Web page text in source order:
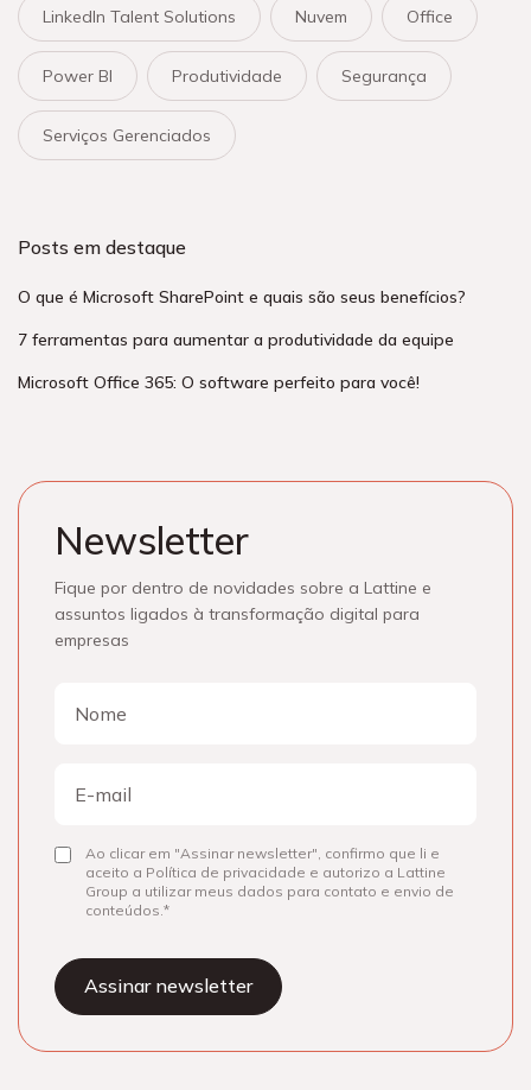
LinkedIn Talent Solutions Nuvem Office
Power BI Produtividade Segurança
Serviços Gerenciados
Posts em destaque
O que é Microsoft SharePoint e quais são seus benefícios?
7 ferramentas para aumentar a produtividade da equipe
Microsoft Office 365: O software perfeito para você!
Newsletter
Fique por dentro de novidades sobre a Lattine e
assuntos ligados à transformação digital para
empresas
mail
ConsentirAo clicar em "Assinar newsletter", confirmo que li e
aceito a Política de privacidade e autorizo a Lattine
Group a utilizar meus dados para contato e envio de
conteúdos.